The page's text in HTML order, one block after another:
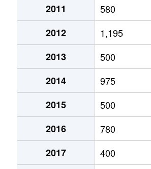
2011
580
2012
1,195
2013
500
2014
975
2015
500
2016
780
2017
400